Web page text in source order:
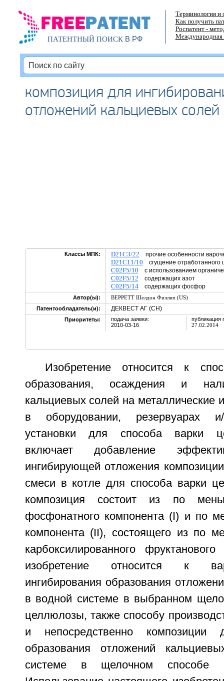
ПАТЕНТНЫЙ ПОИСКВ РФ
Терминология и
Как получить
Роспатент -
Международная
композиция для
отложений кальциевых солей
Классы МПК: D21C3/22 прочие особенности
D21C11/10 сгущение отработанного
C02F5/10 с использованием
C02F5/12 содержащих азот
C02F5/14содержащих фосфор
Автор(ы):
ВЕРРЕТТ Шелдон Филлип (US)
Патентообладатель(и):
ДЕКВЕСТ АГ (CH)
Приоритеты:
подача заявки:
2010-03-16
публикация
27.02.2014
Изобретение относится к
образования, осаждения и
кальциевых солей на металлические
в оборудовании, резервуарах
установки для способа варки
включает добавление
ингибирующей отложения
смеси в котле для способа варки
композиция состоит из по
фосфонатного компонента (I) и по
компонента (II), состоящего из по
карбоксилированного
изобретение относится к
ингибирования образования
в водной системе в выбранном
целлюлозы, также способу
и непосредственно композиции
образования отложений
системе в щелочном способе